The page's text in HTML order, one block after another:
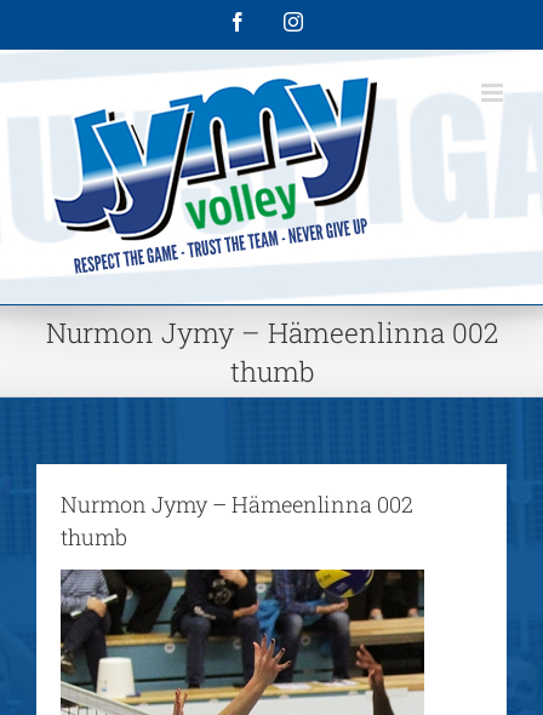
FacebookInstagram
Nurmon Jymy – Hämeenlinna 002
thumb
Nurmon Jymy – Hämeenlinna 002
thumb